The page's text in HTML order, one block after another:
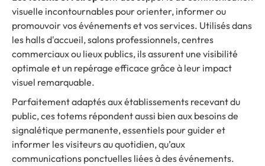
visuelle incontournables pour orienter, informer ou
promouvoir vos événements et vos services. Utilisés dans
les halls d'accueil, salons professionnels, centres
commerciaux ou lieux publics, ils assurent une visibilité
optimale et un repérage efficace grâce à leur impact
visuel remarquable.
Parfaitement adaptés aux établissements recevant du
public, ces totems répondent aussi bien aux besoins de
signalétique permanente, essentiels pour guider et
informer les visiteurs au quotidien, qu’aux
communications ponctuelles liées à des événements.